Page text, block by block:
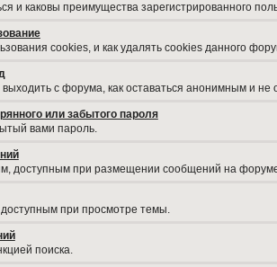
и каковы преимущества зарегистрированного
cookies, и как удалять cookies данного
выходить с форума, как оставаться анонимным и
или забытого пароля
вами пароль.
доступным при размещении сообщений на
при просмотре темы.
поиска.